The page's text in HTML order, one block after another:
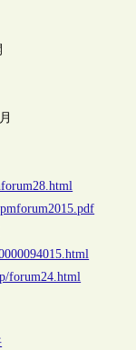
forum24.html